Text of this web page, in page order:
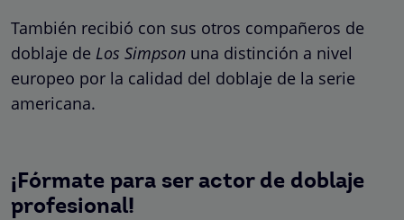
También recibió con sus otros compañeros de
doblaje de Los Simpson una distinción a nivel
europeo por la calidad del doblaje de la serie
americana.
¡Fórmate para ser actor de doblaje
profesional!